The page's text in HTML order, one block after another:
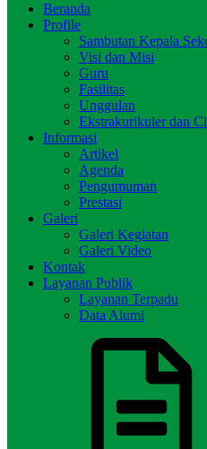
Beranda
Profile
Sambutan Kepala
Visi dan Misi
Guru
Fasilitas
Unggulan
Ekstrakurikuler dan
Informasi
Artikel
Agenda
Pengumuman
Prestasi
Galeri
Galeri Kegiatan
Galeri Video
Kontak
Layanan Publik
Layanan Terpadu
Data Alumi